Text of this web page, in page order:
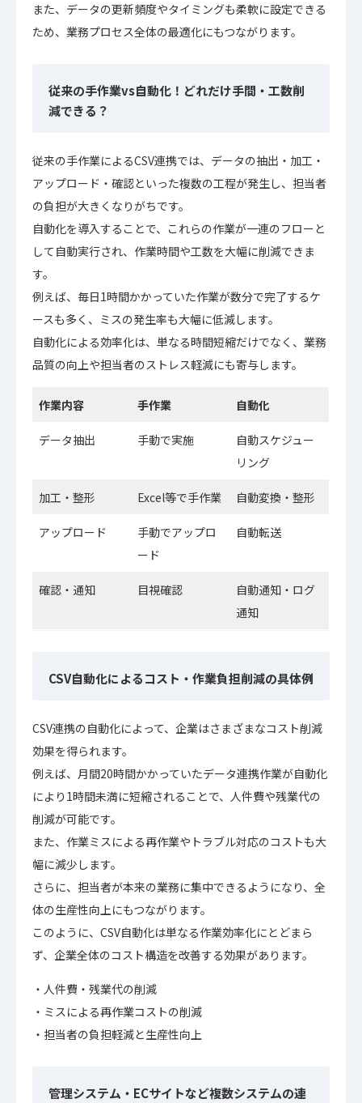
また、データの更新頻度やタイミングも柔軟に設定できる
ため、業務プロセス全体の最適化にもつながります。
従来の手作業vs自動化！どれだけ手間・工数削
減できる？
従来の手作業によるCSV連携では、データの抽出・加工・
アップロード・確認といった複数の工程が発生し、担当者
の負担が大きくなりがちです。
自動化を導入することで、これらの作業が一連のフローと
して自動実行され、作業時間や工数を大幅に削減できま
す。
例えば、毎日1時間かかっていた作業が数分で完了するケ
ースも多く、ミスの発生率も大幅に低減します。
自動化による効率化は、単なる時間短縮だけでなく、業務
品質の向上や担当者のストレス軽減にも寄与します。
作業内容 手作業 自動化
データ抽出 手動で実施
自動スケジュー
リング
加工・整形 Excel等で手作業 自動変換・整形
アップロード
手動でアップロ
ード
自動転送
確認・通知 目視確認
自動通知・ログ
通知
CSV自動化によるコスト・作業負担削減の具体例
CSV連携の自動化によって、企業はさまざまなコスト削減
効果を得られます。
例えば、月間20時間かかっていたデータ連携作業が自動化
により1時間未満に短縮されることで、人件費や残業代の
削減が可能です。
また、作業ミスによる再作業やトラブル対応のコストも大
幅に減少します。
さらに、担当者が本来の業務に集中できるようになり、全
体の生産性向上にもつながります。
このように、CSV自動化は単なる作業効率化にとどまら
ず、企業全体のコスト構造を改善する効果があります。
人件費・残業代の削減
ミスによる再作業コストの削減
担当者の負担軽減と生産性向上
管理システム・ECサイトなど複数システムの連